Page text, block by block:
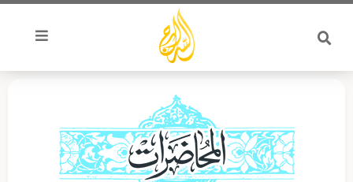
تخطي
المحتوى